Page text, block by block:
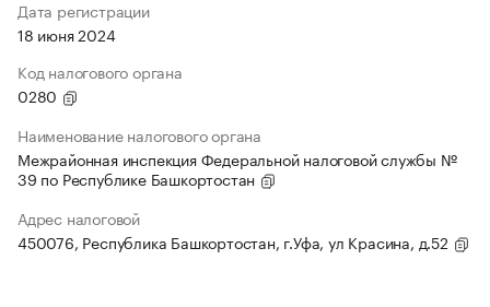
Дата регистрации
18 июня 2024
Код налогового органа
0280
Наименование налогового органа
Межрайонная инспекция Федеральной налоговой службы №
39 по Республике Башкортостан
Адрес налоговой
450076, Республика Башкортостан, г.Уфа, ул Красина, д.52